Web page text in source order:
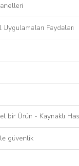
Uygulamaları Faydaları
bir Ürün - Kaynaklı
güvenlik